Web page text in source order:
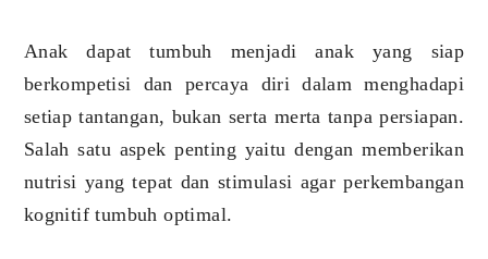
Anak dapat tumbuh menjadi anak yang siap
berkompetisi dan percaya diri dalam menghadapi
setiap tantangan, bukan serta merta tanpa persiapan.
Salah satu aspek penting yaitu dengan memberikan
nutrisi yang tepat dan stimulasi agar perkembangan
kognitif tumbuh optimal.